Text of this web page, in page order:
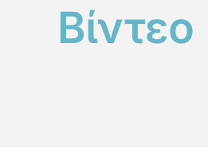
Βίντεο